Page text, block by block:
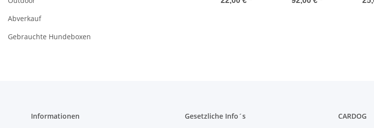
Abverkauf
Gebrauchte Hundeboxen
Informationen Gesetzliche Info´s
CARDOG